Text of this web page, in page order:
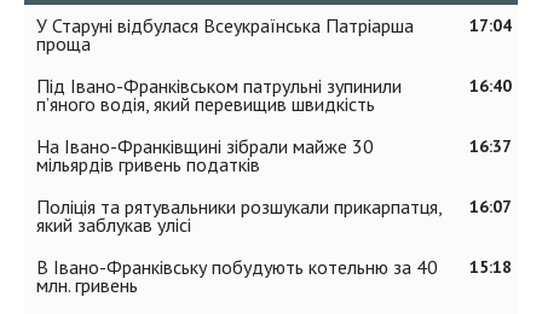
17:04
У Старуні відбулася Всеукраїнська Патріарша
проща
16:40
Під Івано-Франківськом патрульні зупинили
п’яного водія, який перевищив швидкість
16:37
На Івано-Франківщині зібрали майже 30
мільярдів гривень податків
16:07
Поліція та рятувальники розшукали прикарпатця,
який заблукав улісі
15:18
В Івано-Франківську побудують котельню за 40
млн. гривень